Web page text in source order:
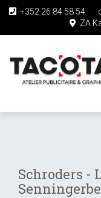
+352 26 84 58 54
ZA
Schroders -